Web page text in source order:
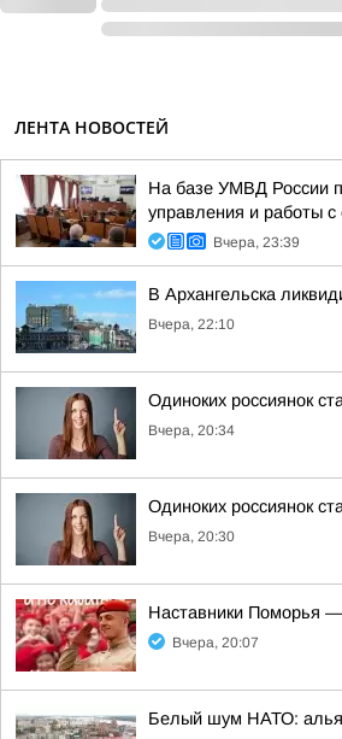
ЛЕНТА НОВОСТЕЙ
На базе УМВД России
управления и работы
Вчера, 23:39
В Архангельска
Вчера, 22:10
Одиноких россиянок
Вчера, 20:34
Одиноких россиянок
Вчера, 20:30
Наставники Поморья —
Вчера, 20:07
Белый шум НАТО: